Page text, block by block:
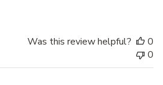
Was this review helpful?
0
0